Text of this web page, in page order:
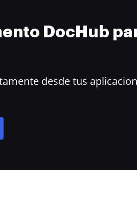
DocHub
desde tus